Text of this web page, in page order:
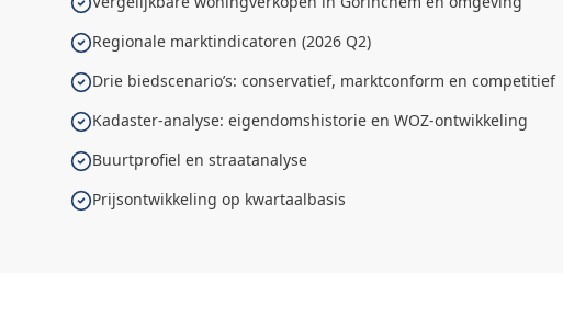
Regionale marktindicatoren (2026 Q2)
Drie biedscenario’s: conservatief, marktconform en competitief
Kadaster-analyse: eigendomshistorie en WOZ-ontwikkeling
Buurtprofiel en straatanalyse
Prijsontwikkeling op kwartaalbasis